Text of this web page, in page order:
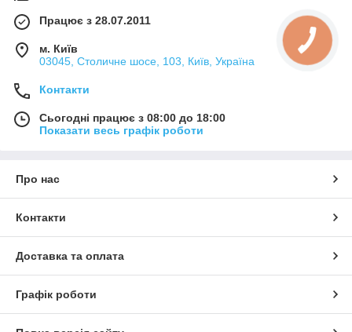
Працює з 28.07.2011
м. Київ
03045, Столичне шосе, 103, Київ, Україна
Контакти
Сьогодні працює з 08:00 до 18:00
Показати весь графік роботи
Про нас
Контакти
Доставка та оплата
Графік роботи